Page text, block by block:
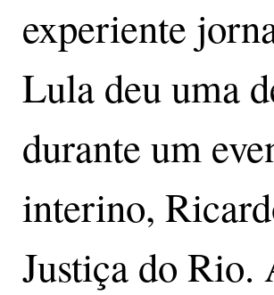
experiente
Lula deu uma
durante um
interino,
Justiça do